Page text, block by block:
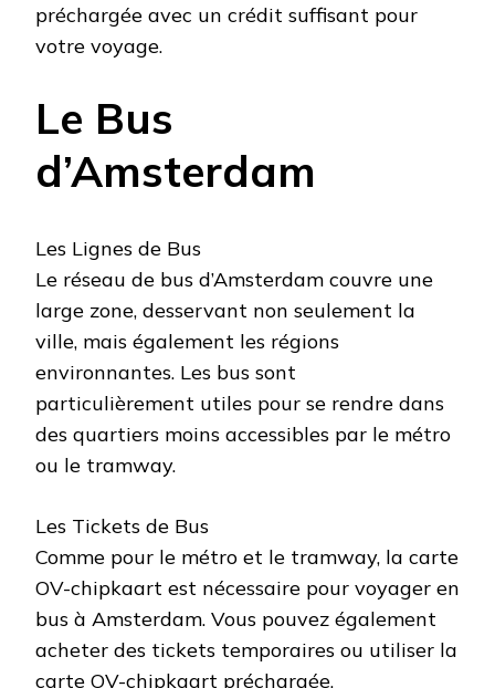
préchargée avec un crédit suffisant pour
votre voyage.
Le Bus
d’Amsterdam
Les Lignes de Bus
Le réseau de bus d’Amsterdam couvre une
large zone, desservant non seulement la
ville, mais également les régions
environnantes. Les bus sont
particulièrement utiles pour se rendre dans
des quartiers moins accessibles par le métro
ou le tramway.
Les Tickets de Bus
Comme pour le métro et le tramway, la carte
OV-chipkaart est nécessaire pour voyager en
bus à Amsterdam. Vous pouvez également
acheter des tickets temporaires ou utiliser la
carte OV-chipkaart préchargée.